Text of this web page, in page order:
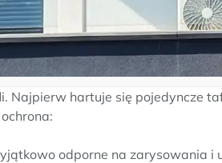
Najpierw hartuje się pojedyncze
odporne na zarysowania i